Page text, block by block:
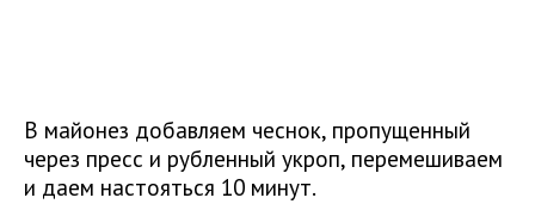
В майонез добавляем чеснок, пропущенный
через пресс и рубленный укроп, перемешиваем
и даем настояться 10 минут.